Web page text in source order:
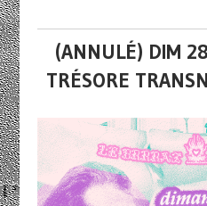
(ANNULÉ) DIM
TRÉSORE